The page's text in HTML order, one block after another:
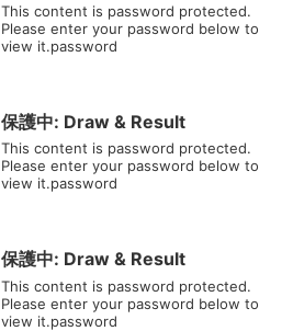
This content is password protected.
Please enter your password below to
view it.password
保護中: Draw & Result
This content is password protected.
Please enter your password below to
view it.password
保護中: Draw & Result
This content is password protected.
Please enter your password below to
view it.password